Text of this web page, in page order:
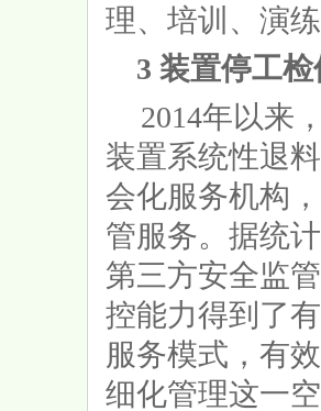
理、培训、演
3 装置停工
2014年以来
装置系统性退
会化服务机构
管服务。据统
第三方安全监
控能力得到了
服务模式，有
细化管理这一